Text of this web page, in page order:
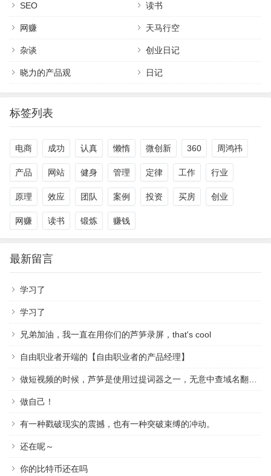
SEO 读书
网赚 天马行空
杂谈 创业日记
晓力的产品观 日记
标签列表
电商 成功 认真 懒惰 微创新 360 周鸿祎
产品 网站 健身 管理 定律 工作 行业
原理 效应 团队 案例 投资 买房 创业
网赚 读书 锻炼 赚钱
最新留言
学习了
学习了
兄弟加油，我一直在用你们的芦笋录屏，that's cool
自由职业者开端的【自由职业者的产品经理】
做短视频的时候，芦笋是使用过提词器之一，无意中查域名翻到作者，祝越来越好
做自己！
有一种戳破现实的震撼，也有一种突破束缚的冲动。
还在呢～
你的比特币还在吗